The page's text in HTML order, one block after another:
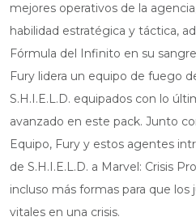
mejores operativos de la
habilidad estratégica y táctica,
Fórmula del Infinito en su
Fury lidera un equipo de fuego
S.H.I.E.L.D. equipados con lo
avanzado en este pack. Junto
Equipo, Fury y estos agentes
de S.H.I.E.L.D. a Marvel: Crisis
incluso más formas para que
vitales en una crisis.